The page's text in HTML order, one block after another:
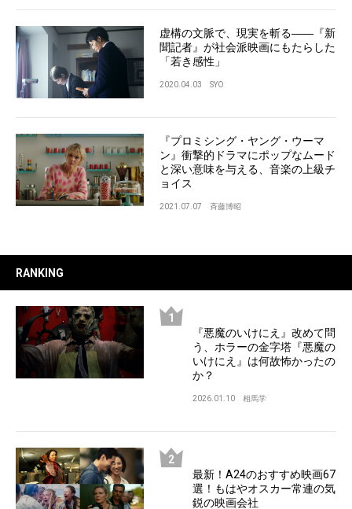
虚構の文脈で、現実を斬る――『新
聞記者』が社会派映画にもたらした
「若き感性」
2020.04.03 SYO
『プロミシング・ヤング・ウーマ
ン』衝撃的ドラマにポップなムード
と深い意味を与える、音楽の上級チ
ョイス
2021.07.07 斉藤博昭
RANKING
『悪魔のいけにえ』改めて問
う、ホラーの金字塔『悪魔の
いけにえ』は何故怖かったの
か？
2026.01.10 相馬学
最新！A24のおすすめ映画67
選！もはやオスカー常連の気
鋭の映画会社